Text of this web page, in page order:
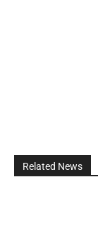
Related News